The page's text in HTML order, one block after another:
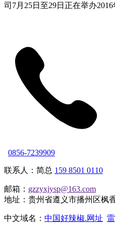
司7月25日至29日正在举办2016
0856-7239909
联系人：简总 159 8501 0110
邮箱： gzzyxjysp@163.com
地址：贵州省遵义市播州区枫
中文域名： 中国好辣椒.网址